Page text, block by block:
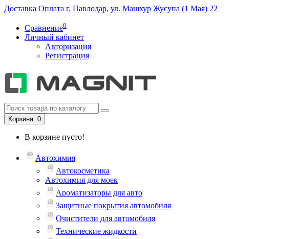
Доставка Оплата г. Павлодар, ул. Машхур Жусупа (1 Мая) 22
Сравнение0
Личный кабинет
Авторизация
Регистрация
Корзина: 0
В корзине пусто!
Автохимия
Автокосметика
Автохимия для моек
Ароматизаторы для авто
Защитные покрытия автомобиля
Очистители для автомобиля
Технические жидкости